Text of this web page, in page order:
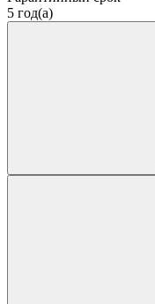
5 год(а)